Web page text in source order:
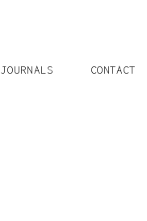
JOURNALS CONTACT